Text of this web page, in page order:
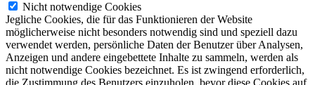
Nicht notwendige Cookies
Jegliche Cookies, die für das Funktionieren der Website
möglicherweise nicht besonders notwendig sind und speziell dazu
verwendet werden, persönliche Daten der Benutzer über Analysen,
Anzeigen und andere eingebettete Inhalte zu sammeln, werden als
nicht notwendige Cookies bezeichnet. Es ist zwingend erforderlich,